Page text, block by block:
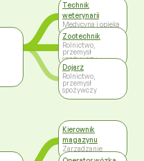
Technik
weterynarii
Medycyna i opieka
społeczna
Zootechnik
Rolnictwo,
przemysł
spożywczy
Dojarz
Rolnictwo,
przemysł
spożywczy
Kierownik
magazynu
Zarządzanie